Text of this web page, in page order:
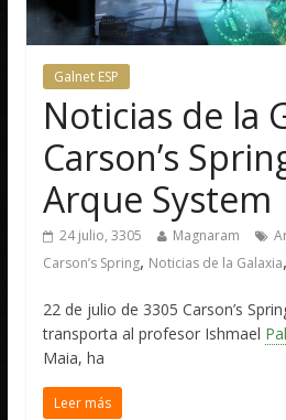
Galnet ESP
Noticias de la
Carson’s
Arque System
24 julio, 3305 Magnaram
Carson’s Spring, Noticias de la Galaxia,
22 de julio de 3305 Carson’s
transporta al profesor Ishmael
Maia, ha
Leer más